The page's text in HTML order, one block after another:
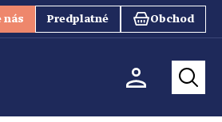
nás Predplatné Obchod